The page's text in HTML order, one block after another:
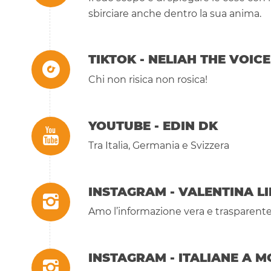
sbirciare anche dentro la sua anima.
TIKTOK - NELIAH THE VOICE
Chi non risica non rosica!
YOUTUBE - EDIN DK
Tra Italia, Germania e Svizzera
INSTAGRAM - VALENTINA
Amo l’informazione vera e trasparente
INSTAGRAM - ITALIANE A